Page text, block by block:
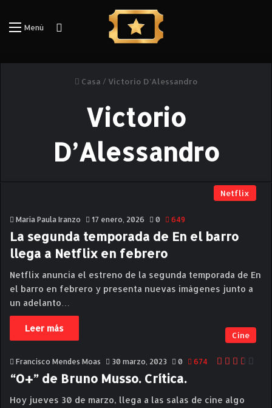
Menú Iniciar Sesión
Casa / Victorio D’Alessandro
Victorio
D’Alessandro
Netflix
Maria Paula Iranzo 17 enero, 2026 0 649
La segunda temporada de En el barro
llega a Netflix en febrero
Netflix anuncia el estreno de la segunda temporada de En
el barro en febrero y presenta nuevas imágenes junto a
un adelanto…
Leer más
Cine
Francisco Mendes Moas 30 marzo, 2023 0 674
“O+” de Bruno Musso. Crítica.
Hoy jueves 30 de marzo, llega a las salas de cine algo